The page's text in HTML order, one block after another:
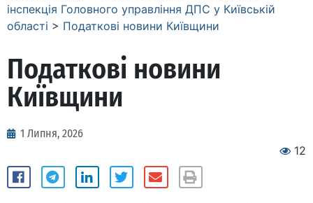
інспекція Головного управління ДПС у Київській
області > Податкові новини Київщини
Податкові новини
Київщини
1 Липня, 2026
12